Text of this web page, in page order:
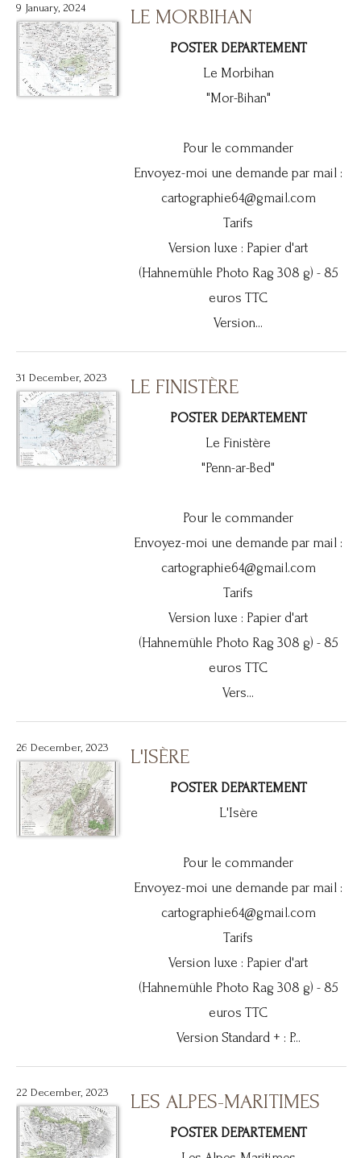
9 January, 2024 LE MORBIHAN
POSTER DEPARTEMENT
Le Morbihan
"Mor-Bihan"
Pour le commander
Envoyez-moi une demande par mail :
cartographie64@gmail.com
Tarifs
Version luxe : Papier d'art
(Hahnemühle Photo Rag 308 g) - 85
euros TTC
Version...
31 December, 2023 LE FINISTÈRE
POSTER DEPARTEMENT
Le Finistère
"Penn-ar-Bed"
Pour le commander
Envoyez-moi une demande par mail :
cartographie64@gmail.com
Tarifs
Version luxe : Papier d'art
(Hahnemühle Photo Rag 308 g) - 85
euros TTC
Vers...
26 December, 2023 L'ISÈRE
POSTER DEPARTEMENT
L'Isère
Pour le commander
Envoyez-moi une demande par mail :
cartographie64@gmail.com
Tarifs
Version luxe : Papier d'art
(Hahnemühle Photo Rag 308 g) - 85
euros TTC
Version Standard + : P...
22 December, 2023 LES ALPES-MARITIMES
POSTER DEPARTEMENT